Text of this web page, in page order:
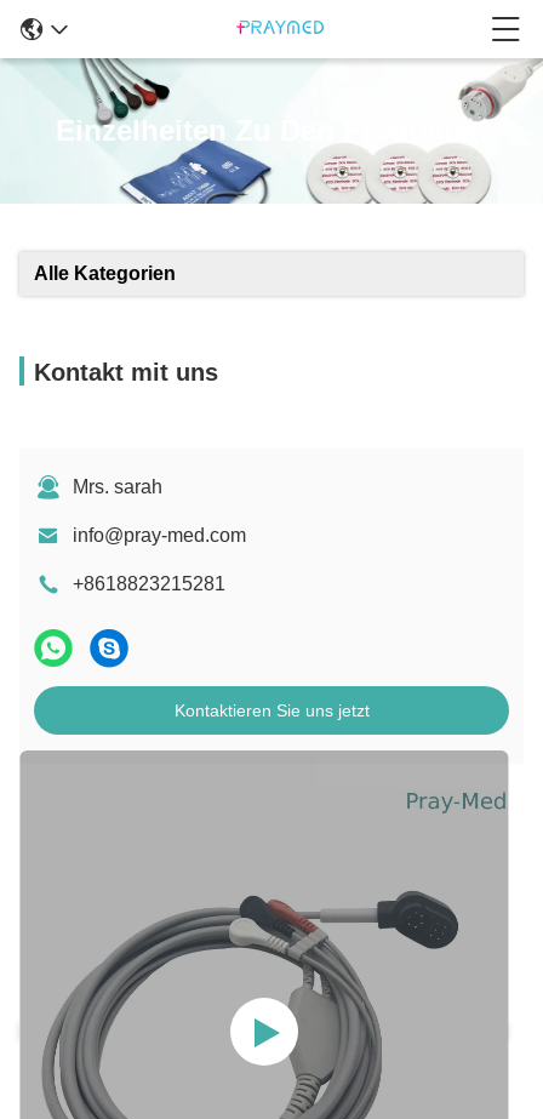
Einzelheiten Zu Den Produkten
Alle Kategorien
Kontakt mit uns
Mrs. sarah
info@pray-med.com
+8618823215281
Kontaktieren Sie uns jetzt